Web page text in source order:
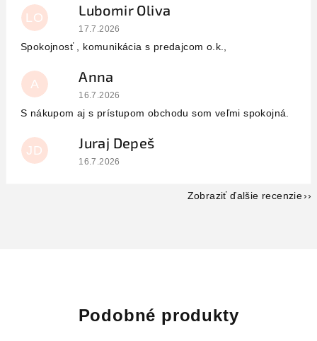
LO Lubomir Oliva
Hodnotenie obchodu je 5 z 5 hviezdičiek.
17.7.2026
Spokojnosť , komunikácia s predajcom o.k.,
A Anna
Hodnotenie obchodu je 5 z 5 hviezdičiek.
16.7.2026
S nákupom aj s prístupom obchodu som veľmi spokojná.
JD Juraj Depeš
Hodnotenie obchodu je 5 z 5 hviezdičiek.
16.7.2026
Zobraziť ďalšie recenzie
Podobné produkty